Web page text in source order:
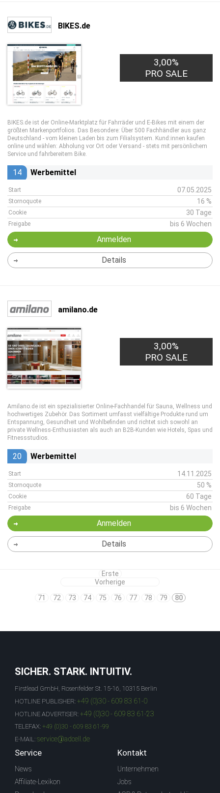
BIKES.de
3,00%
PRO SALE
BIKES.de ist der Online-Marktplatz für Fahrräder und E-Bikes mit einem der
größten Markenportfolios. Das Besondere: Über 500 Fachhändler aus ganz
Deutschland - vom kleinen Laden bis zum Filialsystem. Kund:innen kaufen
online und wählen: Abholung vor Ort oder Versand - stets mit persönlichem
Service und fahrbereitem Bike.
14 Werbemittel
Start 07.05.2025
Stornoquote 16 %
Cookie 30 Tage
Freigabe bis 6 Wochen
Anmelden
Details
amilano.de
3,00%
PRO SALE
Amilano.de ist ein spezialisierter Online-Fachhandel für Sauna, Wellness und
hochwertiges Zubehör. Das Sortiment umfasst vielfältige Produkte rund um
Entspannung, Gesundheit und Wohlbefinden und richtet sich sowohl an
private Wellness-Enthusiasten als auch an B2B-Kunden wie Hotels, Spas und
Fitnessstudios.
20 Werbemittel
Start 14.11.2025
Stornoquote 50 %
Cookie 60 Tage
Freigabe bis 6 Wochen
Anmelden
Details
Erste
Vorherige
71
72 73 74 75 76 77 78 79 80
SICHER. STARK. INTUITIV.
Firstlead GmbH, Rosenfelder St. 15-16, 10315 Berlin
HOTLINE PUBLISHER: +49 (0)30 - 609 83 61-0
HOTLINE ADVERTISER: +49 (0)30 - 609 83 61-23
TELEFAX: +49 (0)30 - 609 83 61-99
E-MAIL: service@adcell.de
Service
News
Affiliate-Lexikon
Kontakt
Unternehmen
Jobs